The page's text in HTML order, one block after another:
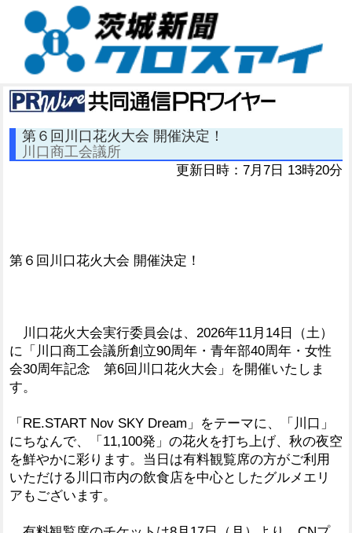
第６回川口花火大会 開催決定！
川口商工会議所
更新日時：7月7日 13時20分
第６回川口花火大会 開催決定！
川口花火大会実行委員会は、2026年11月14日（土）
に「川口商工会議所創立90周年・青年部40周年・女性
会30周年記念 第6回川口花火大会」を開催いたしま
す。
「RE.START Nov SKY Dream」をテーマに、「川口」
にちなんで、「11,100発」の花火を打ち上げ、秋の夜空
を鮮やかに彩ります。当日は有料観覧席の方がご利用
いただける川口市内の飲食店を中心としたグルメエリ
アもございます。